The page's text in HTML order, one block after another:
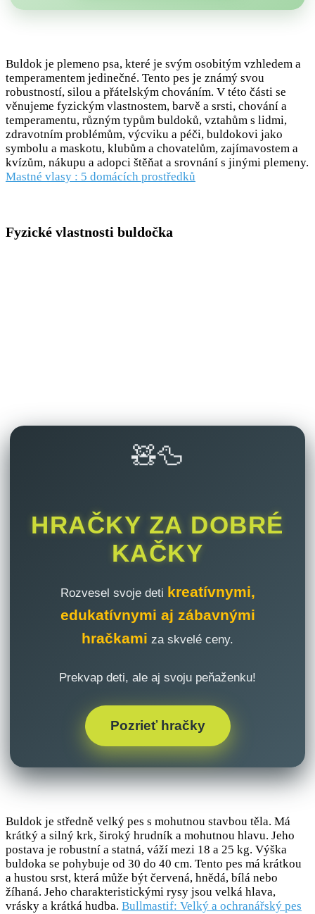
Buldok je plemeno psa, které je svým osobitým vzhledem a
temperamentem jedinečné. Tento pes je známý svou
robustností, silou a přátelským chováním. V této části se
věnujeme fyzickým vlastnostem, barvě a srsti, chování a
temperamentu, různým typům buldoků, vztahům s lidmi,
zdravotním problémům, výcviku a péči, buldokovi jako
symbolu a maskotu, klubům a chovatelům, zajímavostem a
kvízům, nákupu a adopci štěňat a srovnání s jinými plemeny.
Mastné vlasy : 5 domácích prostředků
Fyzické vlastnosti buldočka
🧸🦆
HRAČKY ZA DOBRÉ
KAČKY
Rozvesel svoje deti kreatívnymi,
edukatívnymi aj zábavnými
hračkami za skvelé ceny.
Prekvap deti, ale aj svoju peňaženku!
Pozrieť hračky
Buldok je středně velký pes s mohutnou stavbou těla. Má
krátký a silný krk, široký hrudník a mohutnou hlavu. Jeho
postava je robustní a statná, váží mezi 18 a 25 kg. Výška
buldoka se pohybuje od 30 do 40 cm. Tento pes má krátkou
a hustou srst, která může být červená, hnědá, bílá nebo
žíhaná. Jeho charakteristickými rysy jsou velká hlava,
vrásky a krátká hudba. Bullmastif: Velký a ochranářský pes